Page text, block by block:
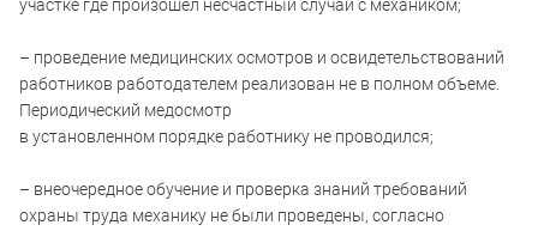
участке где произошел несчастный случай с механиком;
– проведение медицинских осмотров и освидетельствований
работников работодателем реализован не в полном объеме.
Периодический медосмотр
в установленном порядке работнику не проводился;
– внеочередное обучение и проверка знаний требований
охраны труда механику не были проведены, согласно